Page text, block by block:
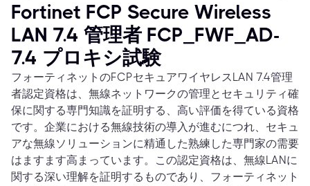
Fortinet FCP Secure Wireless
LAN 7.4 管理者 FCP_FWF_AD-
7.4 プロキシ試験
フォーティネットのFCPセキュアワイヤレスLAN 7.4管理
者認定資格は、無線ネットワークの管理とセキュリティ確
保に関する専門知識を証明する、高い評価を得ている資格
です。企業における無線技術の導入が進むにつれ、セキュ
アな無線ソリューションに精通した熟練した専門家の需要
はますます高まっています。この認定資格は、無線LANに
関する深い理解を証明するものであり、フォーティネット